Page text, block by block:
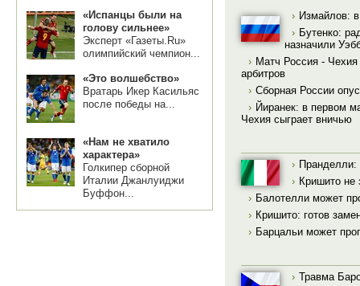
«Испанцы были на
голову сильнее»
Эксперт «Газеты.Ru»
олимпийский чемпион...
«Это волшебство»
Вратарь Икер Касильяс
после победы на...
«Нам не хватило
характера»
Голкипер сборной
Италии Джанлуиджи
Буффон...
› Измайлов:
› Бутенко:
назначили
› Матч Россия - Чехия
арбитров
› Сборная России
› Йиранек: в первом
Чехия сыграет вничью
› Пранделли:
› Кришито не
› Балотелли может
› Кришито: готов
› Барцальи может
› Травма